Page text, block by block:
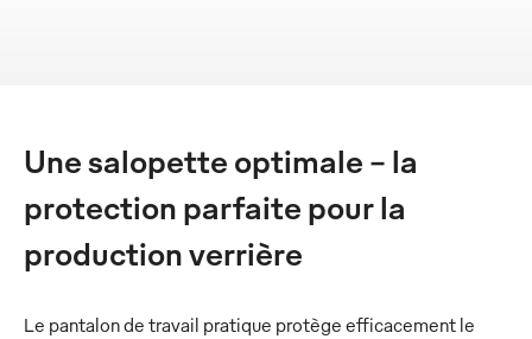
Une salopette optimale – la
protection parfaite pour la
production verrière
Le pantalon de travail pratique protège efficacement le